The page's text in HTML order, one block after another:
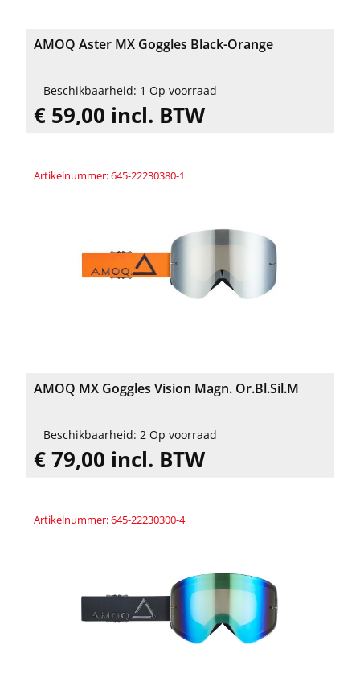
AMOQ Aster MX Goggles Black-Orange
Beschikbaarheid: 1 Op voorraad
€ 59,00 incl. BTW
Artikelnummer: 645-22230380-1
AMOQ MX Goggles Vision Magn. Or.Bl.Sil.M
Beschikbaarheid: 2 Op voorraad
€ 79,00 incl. BTW
Artikelnummer: 645-22230300-4